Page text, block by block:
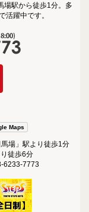
場駅から徒歩1分。多
活躍中です。
Maps
場」駅より徒歩1分
徒歩6分
6233-7773